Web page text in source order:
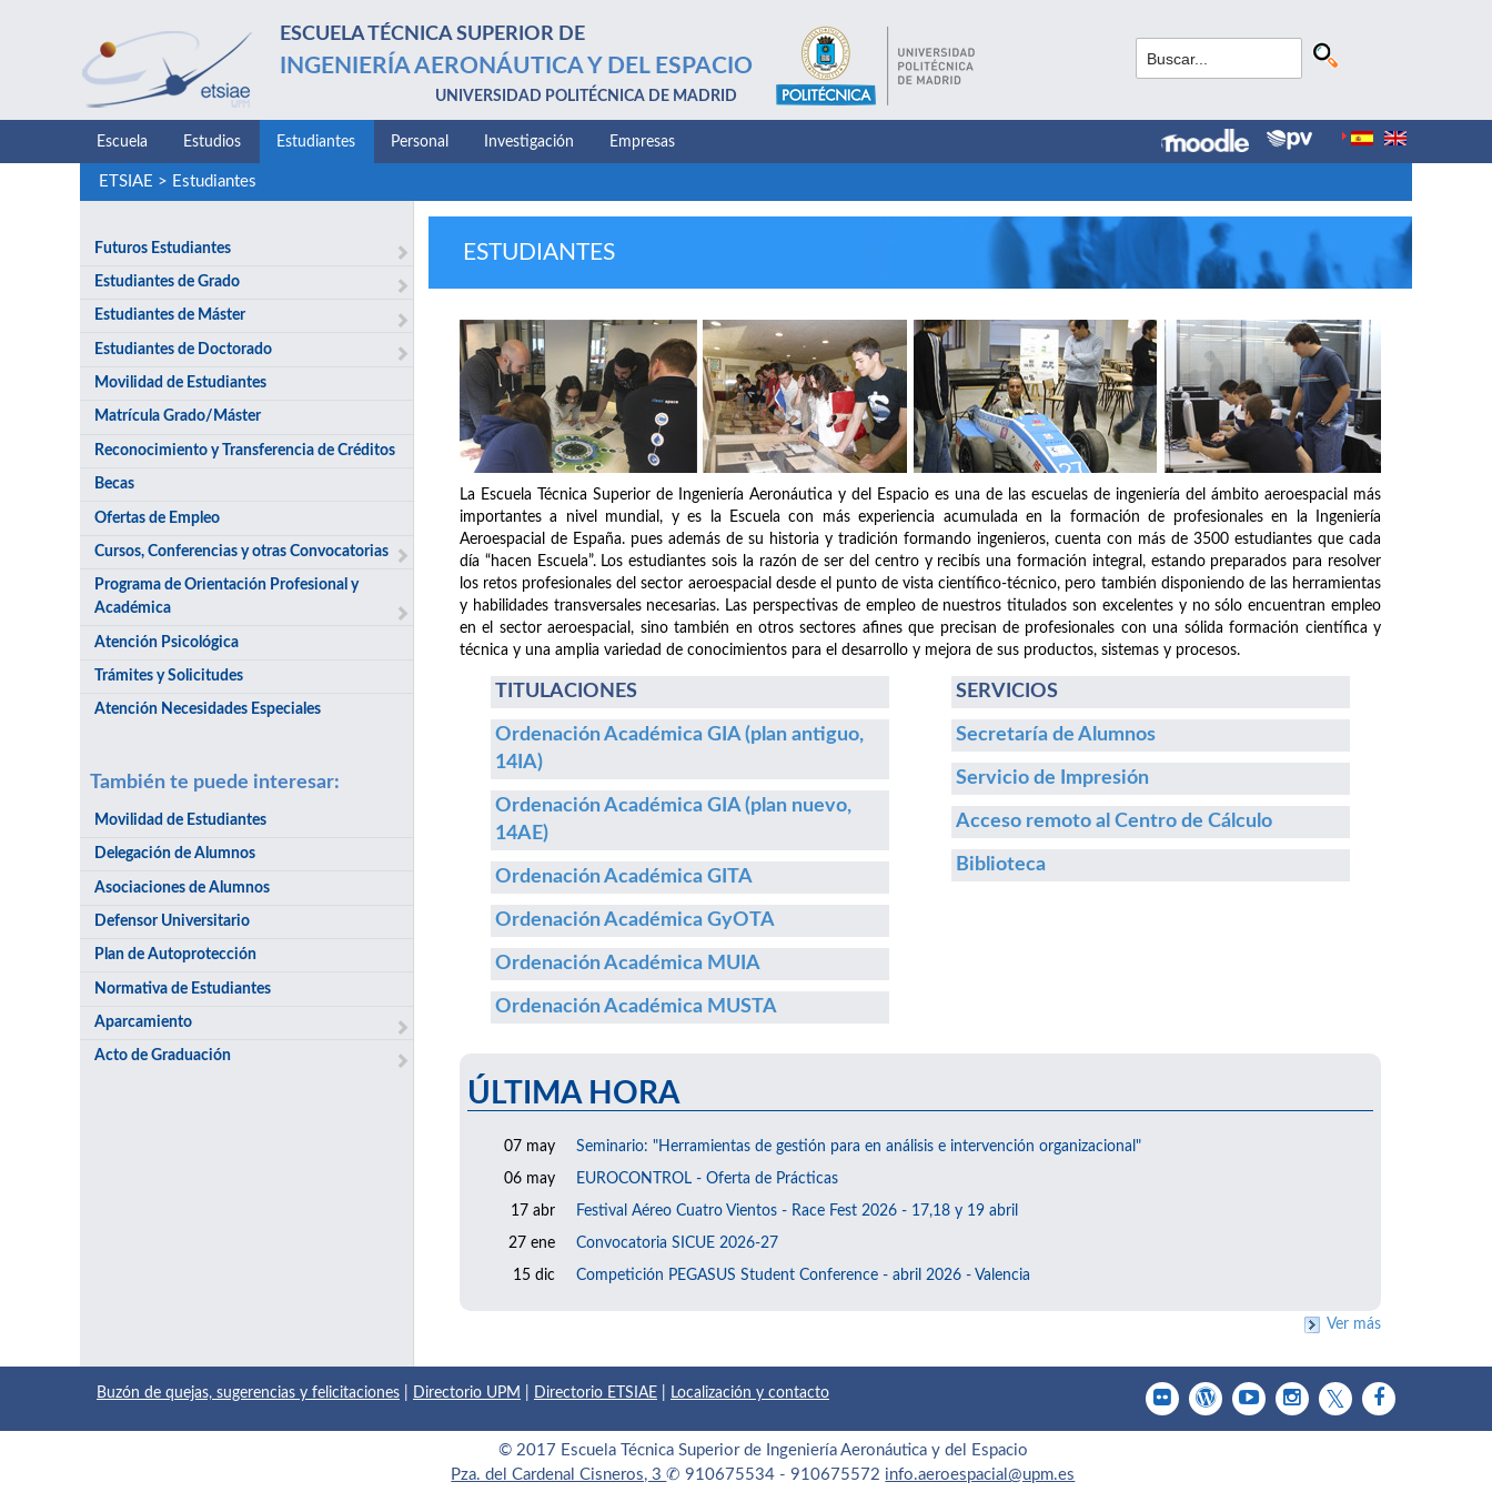
ESCUELA TÉCNICA SUPERIOR DE
INGENIERÍA AERONÁUTICA Y DEL ESPACIO
UNIVERSIDAD POLITÉCNICA DE MADRID
Escuela Estudios Estudiantes Personal Investigación Empresas
ETSIAE > Estudiantes
Futuros Estudiantes
Estudiantes de Grado
Estudiantes de Máster
Estudiantes de Doctorado
Movilidad de Estudiantes
Matrícula Grado/Máster
Reconocimiento y Transferencia de Créditos
Becas
Ofertas de Empleo
Cursos, Conferencias y otras Convocatorias
Programa de Orientación Profesional y
Académica
Atención Psicológica
Trámites y Solicitudes
Atención Necesidades Especiales
También te puede interesar:
Movilidad de Estudiantes
Delegación de Alumnos
Asociaciones de Alumnos
Defensor Universitario
Plan de Autoprotección
Normativa de Estudiantes
Aparcamiento
Acto de Graduación
ESTUDIANTES
La Escuela Técnica Superior de Ingeniería Aeronáutica y del Espacio es una de las escuelas de ingeniería del ámbito aeroespacial más
importantes a nivel mundial, y es la Escuela con más experiencia acumulada en la formación de profesionales en la Ingeniería
Aeroespacial de España. pues además de su historia y tradición formando ingenieros, cuenta con más de 3500 estudiantes que cada
día “hacen Escuela”. Los estudiantes sois la razón de ser del centro y recibís una formación integral, estando preparados para resolver
los retos profesionales del sector aeroespacial desde el punto de vista científico-técnico, pero también disponiendo de las herramientas
y habilidades transversales necesarias. Las perspectivas de empleo de nuestros titulados son excelentes y no sólo encuentran empleo
en el sector aeroespacial, sino también en otros sectores afines que precisan de profesionales con una sólida formación científica y
técnica y una amplia variedad de conocimientos para el desarrollo y mejora de sus productos, sistemas y procesos.
TITULACIONES
Ordenación Académica GIA (plan antiguo,
14IA)
Ordenación Académica GIA (plan nuevo,
14AE)
Ordenación Académica GITA
Ordenación Académica GyOTA
Ordenación Académica MUIA
Ordenación Académica MUSTA
SERVICIOS
Secretaría de Alumnos
Servicio de Impresión
Acceso remoto al Centro de Cálculo
Biblioteca
ÚLTIMA HORA
07 may Seminario: "Herramientas de gestión para en análisis e intervención organizacional"
06 may EUROCONTROL - Oferta de Prácticas
17 abr Festival Aéreo Cuatro Vientos - Race Fest 2026 - 17,18 y 19 abril
27 ene Convocatoria SICUE 2026-27
15 dic Competición PEGASUS Student Conference - abril 2026 - Valencia
Ver más
Buzón de quejas, sugerencias y felicitaciones Directorio UPM Directorio ETSIAE Localización y contacto
© 2017 Escuela Técnica Superior de Ingeniería Aeronáutica y del Espacio
Pza. del Cardenal Cisneros, 3✆ 910675534 - 910675572 info.aeroespacial@upm.es